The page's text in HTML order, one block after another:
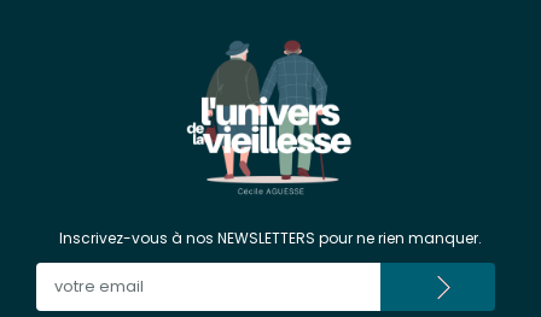
Inscrivez-vous à nos NEWSLETTERS pour ne rien manquer.